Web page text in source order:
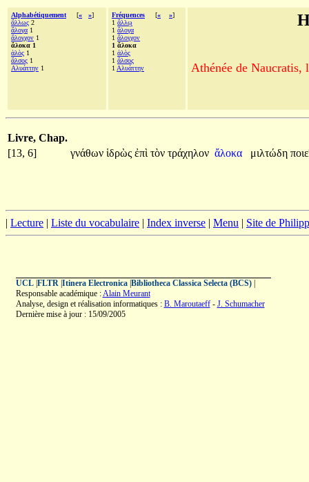
Alphabétiquement [« »]
ἄλλως 2
ἄλογα 1
ἄλογχον 1
ἄλοκα 1
ἁλὸς 1
ἄλσος 1
Αλυάττην 1
Fréquences [« »]
1 ἄλλῳ
1 ἄλογα
1 ἄλογχον
1 ἄλοκα
1 ἁλὸς
1 ἄλσος
1 Αλυάττην Athénée de Naucratis,
Livre, Chap.
[13, 6]
γνάθων ἱδρὼς ἐπὶ τὸν τράχηλον ἄλοκα μιλτώδη
| Lecture | Liste du vocabulaire | Index inverse | Menu | Site de
UCL| FLTR| Itinera Electronica| Bibliotheca Classica Selecta (BCS)|
Responsable académique :Alain Meurant
Analyse, design et réalisation informatiques : B. Maroutaeff- J. Schumacher
Dernière mise à jour : 15/09/2005